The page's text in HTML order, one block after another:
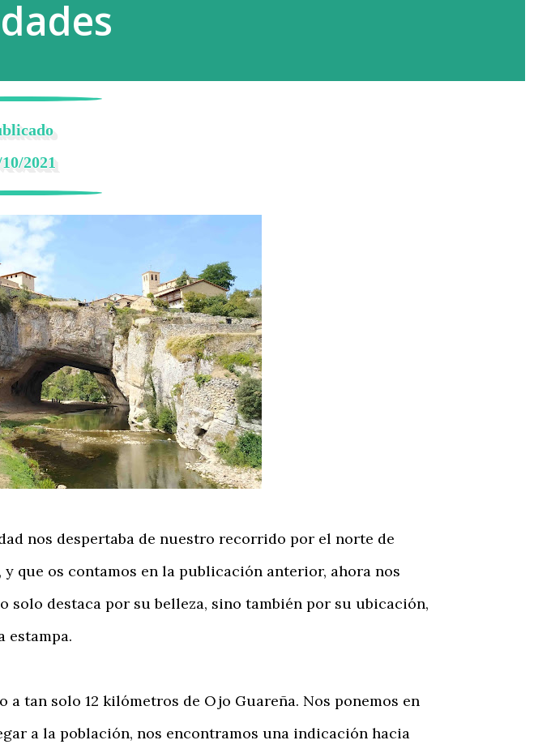
2021
nos despertaba de nuestro recorrido por el norte de
que os contamos en la publicación anterior, ahora nos
solo destaca por su belleza, sino también por su ubicación,
estampa.
tan solo 12 kilómetros de Ojo Guareña. Nos ponemos en
a la población, nos encontramos una indicación hacia